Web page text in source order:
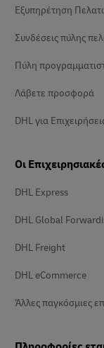
Εξυπηρέτηση
Συνδέσεις πύλης
Πύλη
Λάβετε προσφορά
DHL για
Οι
DHL Express
DHL Global
DHL Freight
DHL eCommerce
Άλλες παγκόσμιες